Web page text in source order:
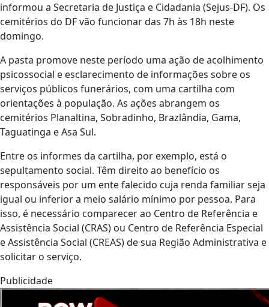
informou a Secretaria de Justiça e Cidadania (Sejus-DF). Os
cemitérios do DF vão funcionar das 7h às 18h neste
domingo.
A pasta promove neste período uma ação de acolhimento
psicossocial e esclarecimento de informações sobre os
serviços públicos funerários, com uma cartilha com
orientações à população. As ações abrangem os
cemitérios Planaltina, Sobradinho, Brazlândia, Gama,
Taguatinga e Asa Sul.
Entre os informes da cartilha, por exemplo, está o
sepultamento social. Têm direito ao benefício os
responsáveis por um ente falecido cuja renda familiar seja
igual ou inferior a meio salário mínimo por pessoa. Para
isso, é necessário comparecer ao Centro de Referência e
Assistência Social (CRAS) ou Centro de Referência Especial
e Assistência Social (CREAS) de sua Região Administrativa e
solicitar o serviço.
Publicidade